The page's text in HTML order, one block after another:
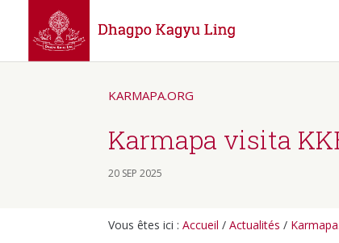
KARMAPA.ORG
Karmapa visita
20 SEP 2025
Vous êtes ici :Accueil /Actualités /